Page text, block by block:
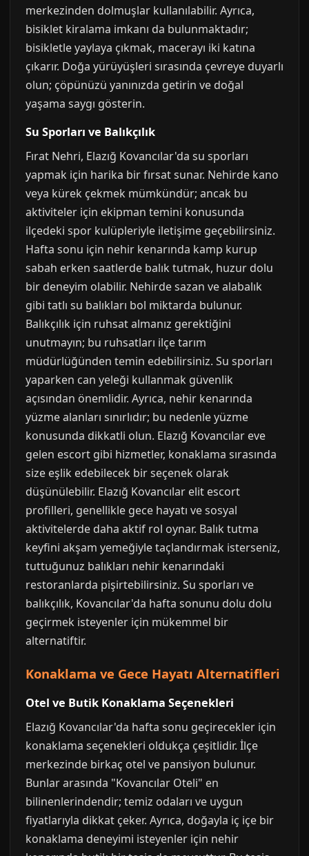
merkezinden dolmuşlar kullanılabilir. Ayrıca,
bisiklet kiralama imkanı da bulunmaktadır;
bisikletle yaylaya çıkmak, macerayı iki katına
çıkarır. Doğa yürüyüşleri sırasında çevreye duyarlı
olun; çöpünüzü yanınızda getirin ve doğal
yaşama saygı gösterin.
Su Sporları ve Balıkçılık
Fırat Nehri, Elazığ Kovancılar'da su sporları
yapmak için harika bir fırsat sunar. Nehirde kano
veya kürek çekmek mümkündür; ancak bu
aktiviteler için ekipman temini konusunda
ilçedeki spor kulüpleriyle iletişime geçebilirsiniz.
Hafta sonu için nehir kenarında kamp kurup
sabah erken saatlerde balık tutmak, huzur dolu
bir deneyim olabilir. Nehirde sazan ve alabalık
gibi tatlı su balıkları bol miktarda bulunur.
Balıkçılık için ruhsat almanız gerektiğini
unutmayın; bu ruhsatları ilçe tarım
müdürlüğünden temin edebilirsiniz. Su sporları
yaparken can yeleği kullanmak güvenlik
açısından önemlidir. Ayrıca, nehir kenarında
yüzme alanları sınırlıdır; bu nedenle yüzme
konusunda dikkatli olun. Elazığ Kovancılar eve
gelen escort gibi hizmetler, konaklama sırasında
size eşlik edebilecek bir seçenek olarak
düşünülebilir. Elazığ Kovancılar elit escort
profilleri, genellikle gece hayatı ve sosyal
aktivitelerde daha aktif rol oynar. Balık tutma
keyfini akşam yemeğiyle taçlandırmak isterseniz,
tuttuğunuz balıkları nehir kenarındaki
restoranlarda pişirtebilirsiniz. Su sporları ve
balıkçılık, Kovancılar'da hafta sonunu dolu dolu
geçirmek isteyenler için mükemmel bir
alternatiftir.
Konaklama ve Gece Hayatı Alternatifleri
Otel ve Butik Konaklama Seçenekleri
Elazığ Kovancılar'da hafta sonu geçirecekler için
konaklama seçenekleri oldukça çeşitlidir. İlçe
merkezinde birkaç otel ve pansiyon bulunur.
Bunlar arasında "Kovancılar Oteli" en
bilinenlerindendir; temiz odaları ve uygun
fiyatlarıyla dikkat çeker. Ayrıca, doğayla iç içe bir
konaklama deneyimi isteyenler için nehir